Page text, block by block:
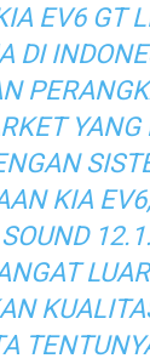
EV6 GT
DI
YANG
KIA